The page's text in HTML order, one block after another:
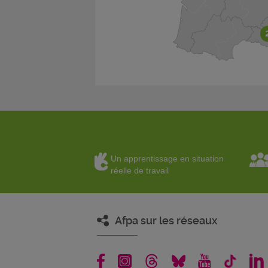
Un apprentissage en situation
réelle de travail
Afpa sur les réseaux